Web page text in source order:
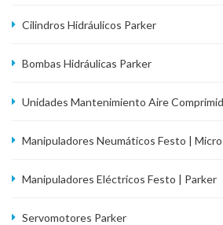
Cilindros Hidráulicos Parker
Bombas Hidráulicas Parker
Unidades Mantenimiento Aire
Manipuladores Neumáticos Festo | Micro
Manipuladores Eléctricos Festo | Parker
Servomotores Parker